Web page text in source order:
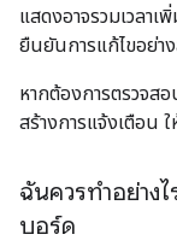
แสดงอาจรวมเวลา
ยืนยันการแก้ไขอย่
หากต้องการตรวจส
สร้างการแจ้งเตือน ใ
ฉันควรทำอย่าง
บอร์ด